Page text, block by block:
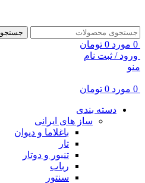
جستجو
0 مورد 0 تومان
ورود / ثبت نام
منو
0 مورد 0 تومان
دسته بندی
ساز های ایرانی
باغلاما و دیوان
تار
تنبور و دوتار
رباب
سنتور